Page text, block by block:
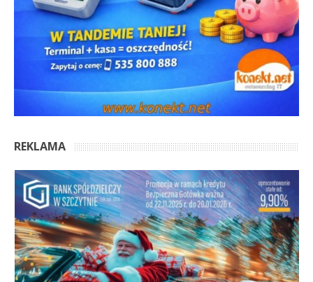
REKLAMA